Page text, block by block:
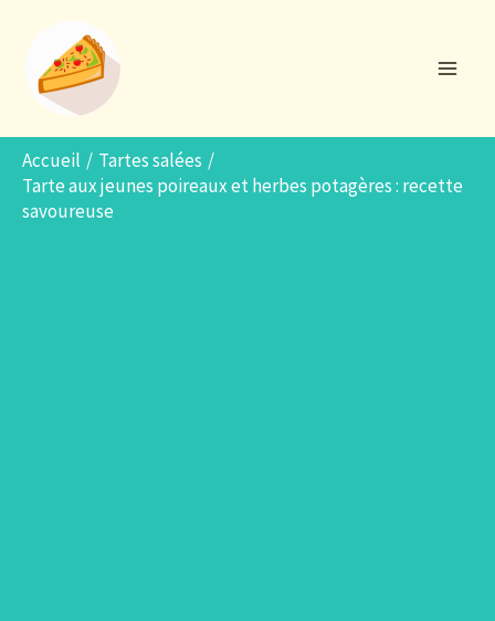
contenu
Accueil
Tartes salées
Tarte aux jeunes poireaux et herbes potagères : recette
savoureuse